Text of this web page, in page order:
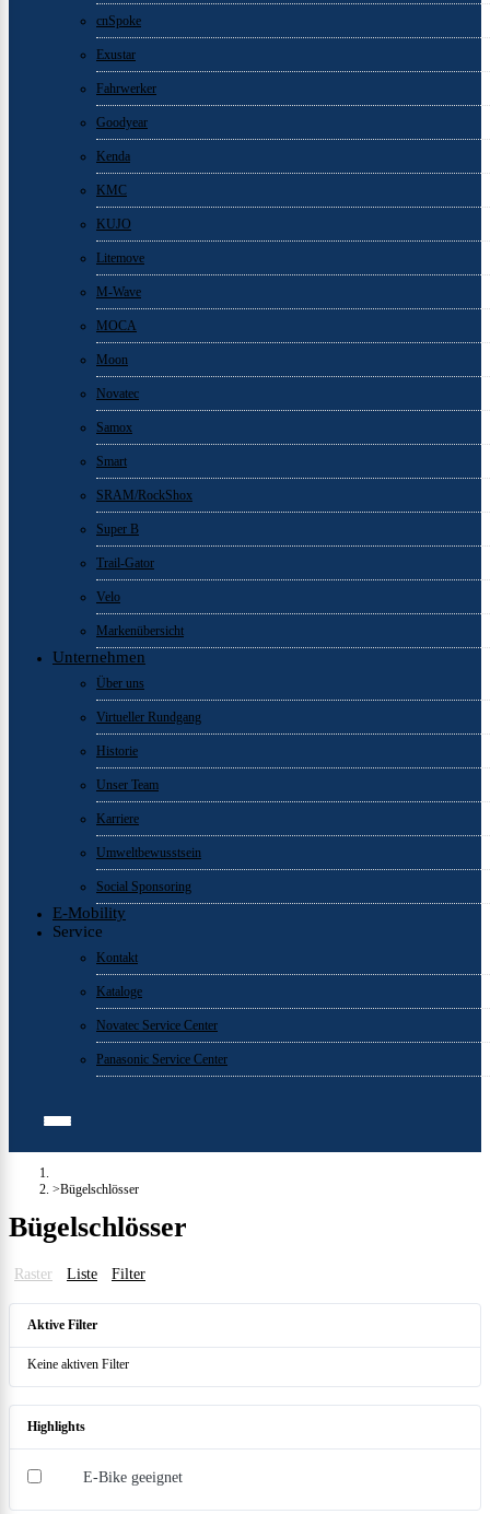
cnSpoke
Exustar
Fahrwerker
Goodyear
Kenda
KMC
KUJO
Litemove
M-Wave
MOCA
Moon
Novatec
Samox
Smart
SRAM/RockShox
Super B
Trail-Gator
Velo
Markenübersicht
Unternehmen
Über uns
Virtueller Rundgang
Historie
Unser Team
Karriere
Umweltbewusstsein
Social Sponsoring
E-Mobility
Service
Kontakt
Kataloge
Novatec Service Center
Panasonic Service Center
Bügelschlösser
Bügelschlösser
Raster Liste Filter
Aktive Filter
Keine aktiven Filter
Highlights
E-Bike geeignet